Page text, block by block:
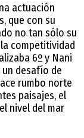
actuación
que con su
no tan sólo su
competitividad
6º y Nani
un desafío de
rumbo norte
paisajes, el
nivel del mar